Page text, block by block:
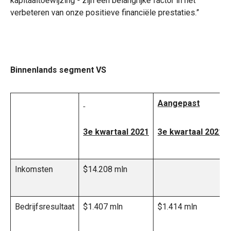
verbeteren van onze positieve financiële prestaties.”
Binnenlands segment VS
3e kwartaal 2021
Aangepast
3e kwartaal 2021
Inkomsten $14.208 mln
Bedrijfsresultaat $1.407 mln $1.414 mln